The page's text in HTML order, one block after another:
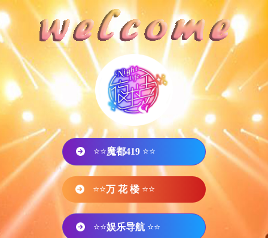
⭐⭐魔都419 ⭐⭐
⭐⭐万 花 楼 ⭐⭐
⭐⭐娱乐导航 ⭐⭐